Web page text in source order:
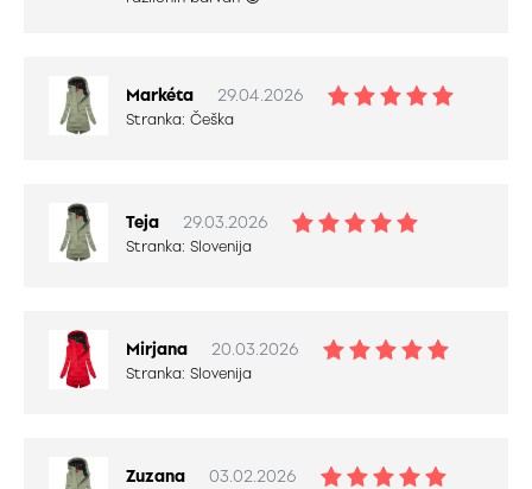
Markéta 29.04.2026
Stranka: Češka
Teja 29.03.2026
Stranka: Slovenija
Mirjana 20.03.2026
Stranka: Slovenija
Zuzana 03.02.2026